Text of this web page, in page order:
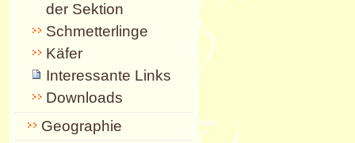
der Sektion
Schmetterlinge
Käfer
Interessante Links
Downloads
Geographie